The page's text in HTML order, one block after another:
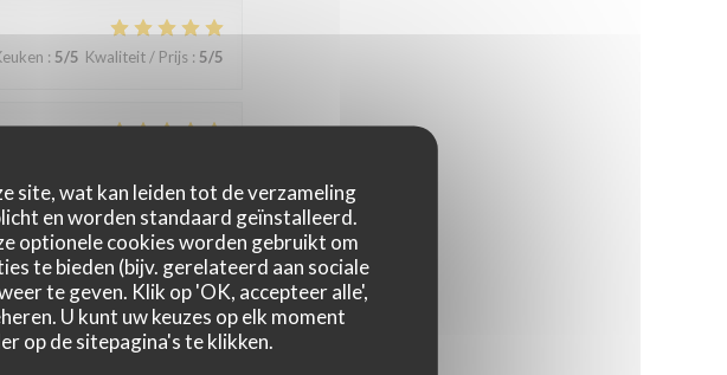
site, wat kan leiden tot de verzameling
en worden standaard geïnstalleerd.
optionele cookies worden gebruikt om
te bieden (bijv. gerelateerd aan sociale
te geven. Klik op 'OK, accepteer alle',
U kunt uw keuzes op elk moment
op de sitepagina's te klikken.
: 5/5 Kwaliteit / Prijs: 5/5
: 5/5 Kwaliteit / Prijs:5/5